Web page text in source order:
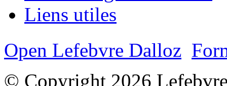
Liens utiles
Open Lefebvre Dalloz
© Copyright 2026